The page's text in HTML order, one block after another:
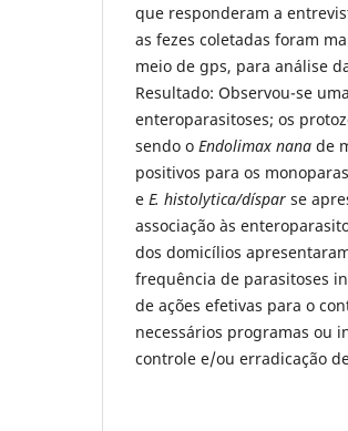
que responderam a
as fezes coletadas foram
meio de gps, para análise
Resultado: Observou-se
enteroparasitoses; os
sendo o Endolimax nana de
positivos para os
e E. histolytica/díspar se
associação às
dos domicílios
frequência de parasitoses
de ações efetivas para o
necessários programas ou
controle e/ou erradicação